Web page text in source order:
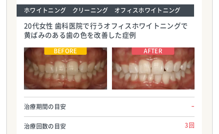
ホワイトニング クリーニング オフィスホワイトニング
20代女性 歯科医院で行うオフィスホワイトニングで
黄ばみのある歯の色を改善した症例
吉田歯科クリニック
TEL:0565418022
吉田歯科クリニック
TEL:0565418022
治療期間の目安 –
治療回数の目安 3回